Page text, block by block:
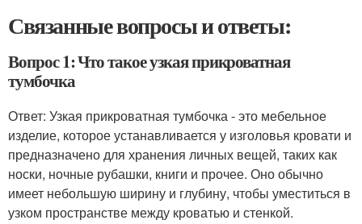
Связанные вопросы и ответы:
Вопрос 1: Что такое узкая прикроватная
тумбочка
Ответ: Узкая прикроватная тумбочка - это мебельное
изделие, которое устанавливается у изголовья кровати и
предназначено для хранения личных вещей, таких как
носки, ночные рубашки, книги и прочее. Оно обычно
имеет небольшую ширину и глубину, чтобы уместиться в
узком пространстве между кроватью и стенкой.